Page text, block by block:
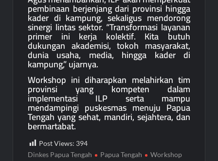
pembinaan berjenjang dari provinsi hingga
kader di kampung, sekaligus mendorong
sinergi lintas sektor. “Transformasi layanan
primer ini kerja kolektif. Kita butuh
dukungan akademisi, tokoh masyarakat,
dunia usaha, media, hingga kader di
kampung,” ujarnya.
Workshop ini diharapkan melahirkan tim
provinsi yang kompeten dalam
implementasi ILP serta mampu
mendampingi puskesmas menuju Papua
Tengah yang sehat, mandiri, sejahtera, dan
bermartabat.
Post Views: 394
Dinkes Papua Tengah
Papua Tengah
Workshop